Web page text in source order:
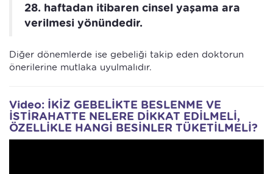
28. haftadan itibaren cinsel yaşama ara
verilmesi yönündedir.
Diğer dönemlerde ise gebeliği takip eden doktorun
önerilerine mutlaka uyulmalıdır.
Video: İKİZ GEBELİKTE BESLENME VE
İSTİRAHATTE NELERE DİKKAT EDİLMELİ,
ÖZELLİKLE HANGİ BESİNLER TÜKETİLMELİ?